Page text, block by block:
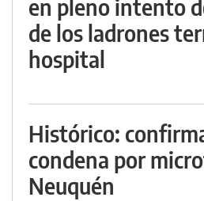
en pleno intento
de los ladrones
hospital
Histórico:
condena por
Neuquén